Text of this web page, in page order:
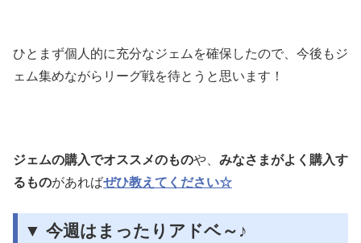
ひとまず個人的に充分なジェムを確保したので、今後もジ
ェム集めながらリーグ戦を待とうと思います！
ジェムの購入でオススメのものや、 みなさまがよく購入す
るものがあればぜひ教えてください☆
▼ 今週はまったりアドベ～♪